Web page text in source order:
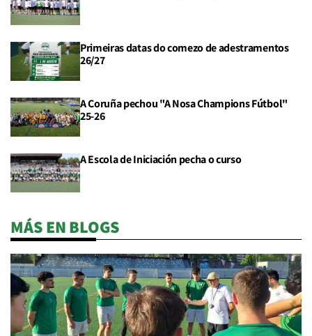
Primeiras datas do comezo de adestramentos
26/27
A Coruña pechou "A Nosa Champions Fútbol"
25-26
A Escola de Iniciación pecha o curso
MÁS EN BLOGS